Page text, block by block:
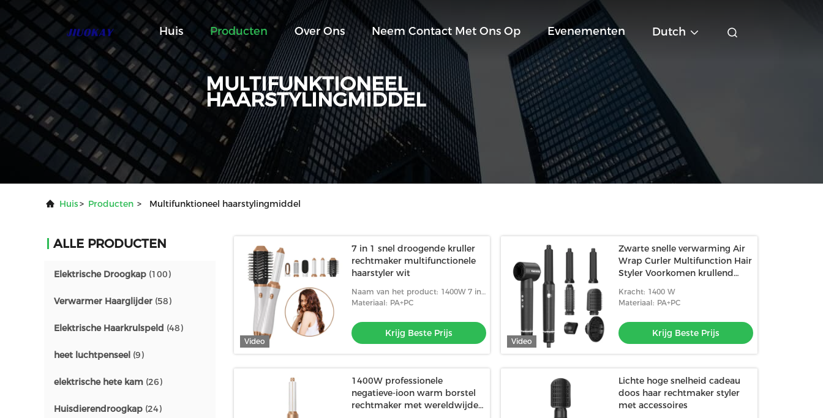
Huis Producten Over Ons Neem Contact Met Ons Op Evenementen Dutch
MULTIFUNKTIONEEL
HAARSTYLINGMIDDEL
Huis> Producten > Multifunktioneel haarstylingmiddel
ALLE PRODUCTEN
Elektrische Droogkap (100)
Verwarmer Haarglijder (58)
Elektrische Haarkrulspeld (48)
heet luchtpenseel (9)
elektrische hete kam (26)
Huisdierendroogkap (24)
Video
7 in 1 snel droogende kruller
rechtmaker multifunctionele
haarstyler wit
Naam van het product: 1400W 7 in
1 haarborstel haardroger
Materiaal: PA+PC
Krijg Beste Prijs
Video
Zwarte snelle verwarming Air
Wrap Curler Multifunction Hair
Styler Voorkomen krullend
Kracht: 1400 W
Materiaal: PA+PC
Krijg Beste Prijs
1400W professionele
negatieve-ioon warm borstel
rechtmaker met wereldwijde
Lichte hoge snelheid cadeau
doos haar rechtmaker styler
met accessoires